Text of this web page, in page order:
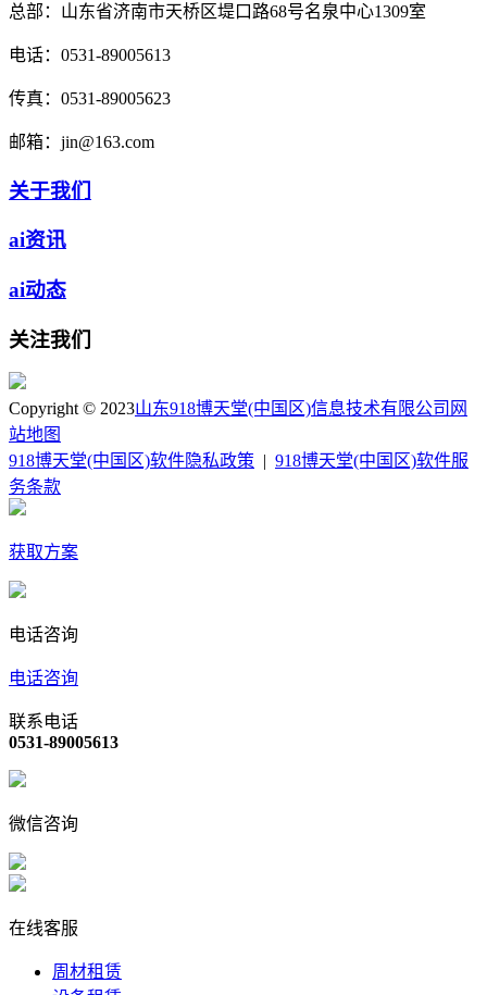
总部： 山东省济南市天桥区堤口路68号名泉中心1309室
电话： 0531-89005613
传真： 0531-89005623
邮箱： jin@163.com
关于我们
ai资讯
ai动态
关注我们
Copyright © 2023山东918博天堂(中国区)信息技术有限公司 网
站地图
918博天堂(中国区)软件隐私政策
918博天堂(中国区)软件服
务条款
获取方案
电话咨询
电话咨询
联系电话
0531-89005613
微信咨询
在线客服
周材租赁